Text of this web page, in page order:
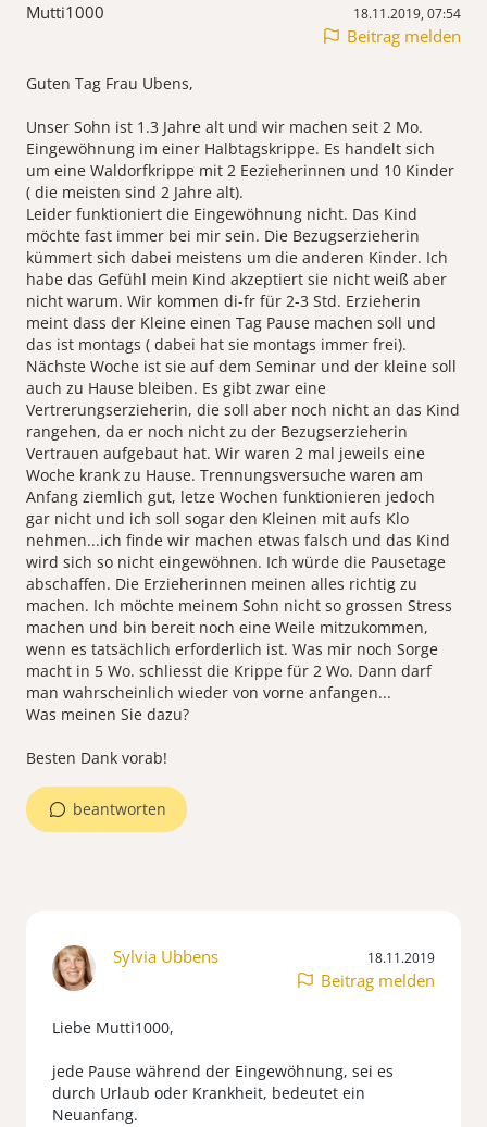
Mutti1000 18.11.2019, 07:54
Beitrag melden
Guten Tag Frau Ubens,
Unser Sohn ist 1.3 Jahre alt und wir machen seit 2 Mo.
Eingewöhnung im einer Halbtagskrippe. Es handelt sich
um eine Waldorfkrippe mit 2 Eezieherinnen und 10 Kinder
( die meisten sind 2 Jahre alt).
Leider funktioniert die Eingewöhnung nicht. Das Kind
möchte fast immer bei mir sein. Die Bezugserzieherin
kümmert sich dabei meistens um die anderen Kinder. Ich
habe das Gefühl mein Kind akzeptiert sie nicht weiß aber
nicht warum. Wir kommen di-fr für 2-3 Std. Erzieherin
meint dass der Kleine einen Tag Pause machen soll und
das ist montags ( dabei hat sie montags immer frei).
Nächste Woche ist sie auf dem Seminar und der kleine soll
auch zu Hause bleiben. Es gibt zwar eine
Vertrerungserzieherin, die soll aber noch nicht an das Kind
rangehen, da er noch nicht zu der Bezugserzieherin
Vertrauen aufgebaut hat. Wir waren 2 mal jeweils eine
Woche krank zu Hause. Trennungsversuche waren am
Anfang ziemlich gut, letze Wochen funktionieren jedoch
gar nicht und ich soll sogar den Kleinen mit aufs Klo
nehmen...ich finde wir machen etwas falsch und das Kind
wird sich so nicht eingewöhnen. Ich würde die Pausetage
abschaffen. Die Erzieherinnen meinen alles richtig zu
machen. Ich möchte meinem Sohn nicht so grossen Stress
machen und bin bereit noch eine Weile mitzukommen,
wenn es tatsächlich erforderlich ist. Was mir noch Sorge
macht in 5 Wo. schliesst die Krippe für 2 Wo. Dann darf
man wahrscheinlich wieder von vorne anfangen...
Was meinen Sie dazu?
Besten Dank vorab!
beantworten
Sylvia Ubbens 18.11.2019
Beitrag melden
Liebe Mutti1000,
jede Pause während der Eingewöhnung, sei es
durch Urlaub oder Krankheit, bedeutet ein
Neuanfang.